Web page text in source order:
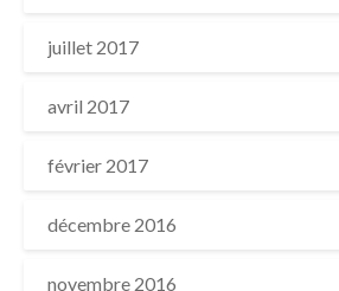
juillet 2017
avril 2017
février 2017
décembre 2016
novembre 2016